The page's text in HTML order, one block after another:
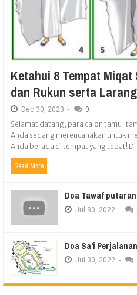
Ketahui 8 Tempat
dan Rukun serta
Dec 30, 2023 - 0
Selamat datang, para calon tamu-
Anda sedang merencanakan untuk
Anda berada di tempat yang tepat! Di
Read More
Doa Tawaf
Jul 30, 2022 -
Doa Sa'i
Jul 30, 2022 -